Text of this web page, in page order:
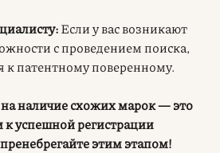
Если у вас возникают
с проведением поиска,
к патентному поверенному.
наличие схожих марок — это
успешной регистрации
этим этапом!